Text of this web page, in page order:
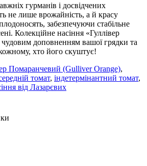
гурманів і досвідчених
не лише врожайність, а й красу
забезпечуючи стабільне
Колекційне насіння «Гуллівер
доповненням вашої грядки та
хто його скуштує!
Помаранчевий (Gulliver Orange),
томат, індетермінантний томат,
від Лазарєвих